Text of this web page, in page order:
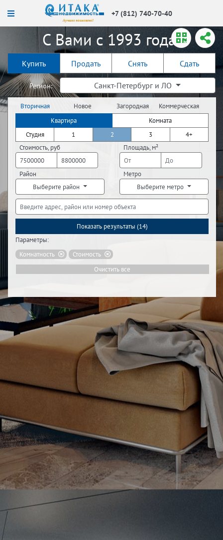
+7 (812) 740-70-40
С Вами с 1993 года!
Купить Продать Снять Сдать
Регион: Санкт-Петербург и ЛО
Вторичная
недвижимость
Новое
строительство
Загородная
недвижимость
Коммерческая
недвижимость
Квартира
Комната
Студия
1 2 3
4+
Стоимость, руб
Площадь, м²
Район
Выберите район
Метро
Выберите метро
Показать результаты (14)
Параметры:
Комнатность
Стоимость
Очистить все